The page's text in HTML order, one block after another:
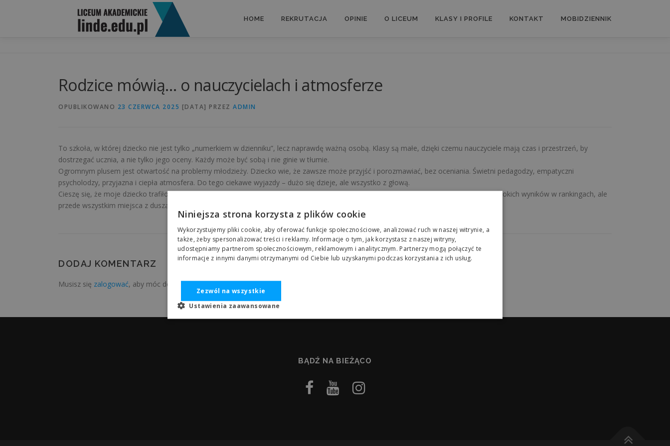
HOME REKRUTACJA OPINIE O LICEUM KLASY I PROFILE KONTAKT MOBIDZIENNIK
Rodzice mówią… o nauczycielach i atmosferze
OPUBLIKOWANO 23 CZERWCA 2025 [DATA] PRZEZ ADMIN
To szkoła, w której dziecko nie jest tylko „numerkiem w dzienniku”, lecz naprawdę ważną osobą. Klasy są małe, dzięki czemu nauczyciele mają czas i przestrzeń, by
dostrzegać ucznia, a nie tylko jego oceny. Każdy może być sobą i nie ginie w tłumie.
Ogromnym plusem jest otwartość na problemy młodzieży. Dziecko wie, że zawsze może przyjść i porozmawiać, bez oceniania. Świetni pedagodzy, empatyczni
psycholodzy, przyjazna i ciepła atmosfera. Do tego ciekawe wyjazdy – dużo się dzieje, ale wszystko z głową.
Cieszę się, że moje dziecko trafiło właśnie tutaj. Z pełnym przekonaniem polecam tę szkołę innym rodzicom, którzy szukają nie tylko wysokich wyników w rankingach, ale
przede wszystkim miejsca z duszą. Odnajdą się tu zarówno osoby otwarte, jak i introwertyczne – dla każdego jest przestrzeń. – Anonim
DODAJ KOMENTARZ
Musisz się zalogować, aby móc dodać komentarz.
BĄDŹ NA BIEŻĄCO
Niniejsza strona korzysta z plików cookie
Wykorzystujemy pliki cookie, aby oferować funkcje społecznościowe, analizować ruch w naszej witrynie, a
także, żeby spersonalizować treści i reklamy. Informacje o tym, jak korzystasz z naszej witryny,
udostępniamy partnerom społecznościowym, reklamowym i analitycznym. Partnerzy mogą połączyć te
informacje z innymi danymi otrzymanymi od Ciebie lub uzyskanymi podczas korzystania z ich usług.
Zezwól na wszystkie
Ustawienia zaawansowane